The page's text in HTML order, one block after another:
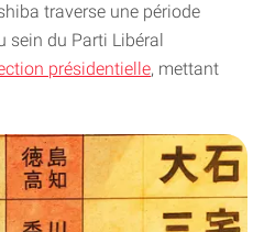
traverse une période
sein du Parti Libéral
présidentielle, mettant